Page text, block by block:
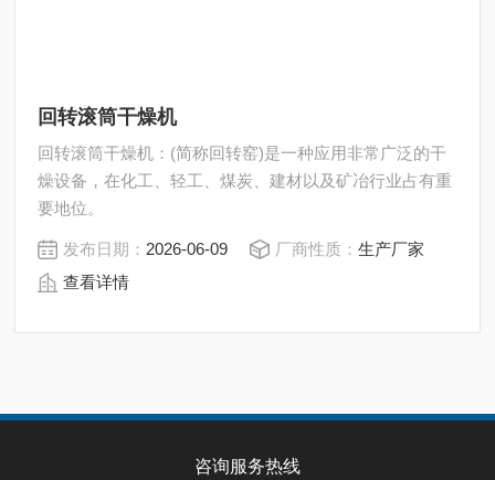
回转滚筒干燥机
回转滚筒干燥机：(简称回转窑)是一种应用非常广泛的干
燥设备，在化工、轻工、煤炭、建材以及矿冶行业占有重
要地位。
发布日期： 2026-06-09 厂商性质：生产厂家
查看详情
咨询服务热线